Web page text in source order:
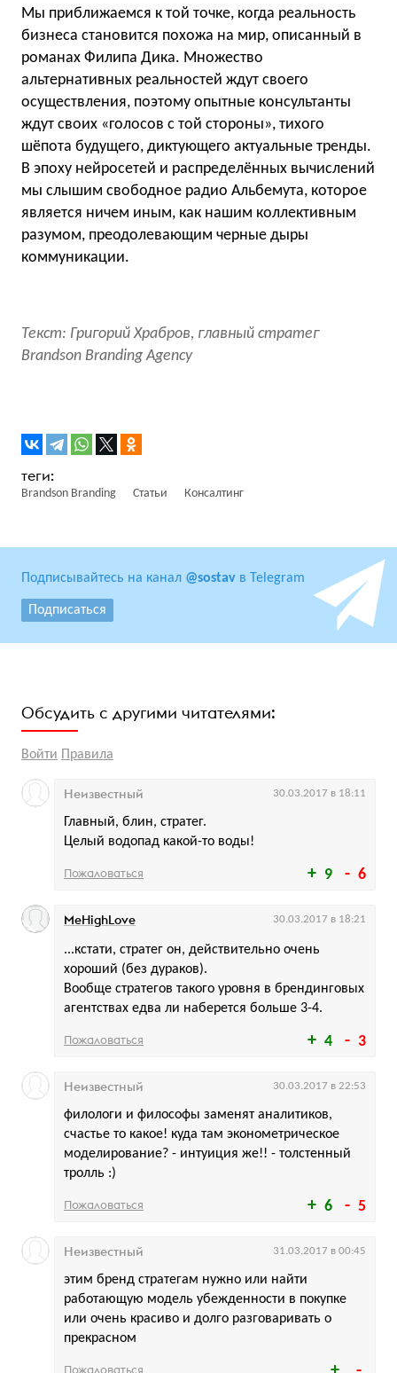
Мы приближаемся к той точке, когда реальность
бизнеса становится похожа на мир, описанный в
романах Филипа Дика. Множество
альтернативных реальностей ждут своего
осуществления, поэтому опытные консультанты
ждут своих «голосов с той стороны», тихого
шёпота будущего, диктующего актуальные тренды.
В эпоху нейросетей и распределённых вычислений
мы слышим свободное радио Альбемута, которое
является ничем иным, как нашим коллективным
разумом, преодолевающим черные дыры
коммуникации.
Текст: Григорий Храбров, главный стратег
Brandson Branding Agency
Brandson Branding Статьи Консалтинг
Подписывайтесь на канал @sostav в Telegram
Подписаться
Обсудить с другими читателями:
Войти Правила
9 6
Главный, блин, стратег.
Целый водопад какой-то воды!
Неизвестный 30.03.2017 в 18:11
Пожаловаться
4 3
...кстати, стратег он, действительно очень
хороший (без дураков).
Вообще стратегов такого уровня в брендинговых
агентствах едва ли наберется больше 3-4.
MeHighLove 30.03.2017 в 18:21
Пожаловаться
6 5
филологи и философы заменят аналитиков,
счастье то какое! куда там эконометрическое
моделирование? - интуиция же!! - толстенный
тролль :)
Неизвестный 30.03.2017 в 22:53
Пожаловаться
этим бренд стратегам нужно или найти
работающую модель убежденности в покупке
или очень красиво и долго разговаривать о
прекрасном
Неизвестный 31.03.2017 в 00:45
Пожаловаться